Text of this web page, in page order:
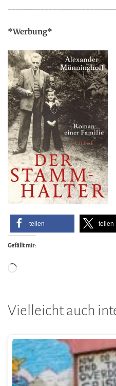
*Werbung*
teilen teilen
Gefällt mir:
Wird
Vielleicht auch